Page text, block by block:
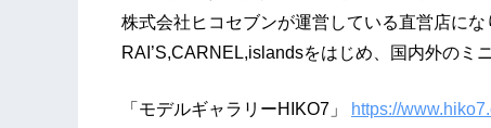
株式会社ヒコセブンが運営している直営店に
RAI’S,CARNEL,islandsをはじめ、国内外のミ
「モデルギャラリーHIKO7」 https://